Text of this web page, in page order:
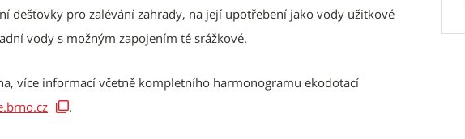
dešťovky pro zalévání zahrady, na její upotřebení jako vody užitkové
vody s možným zapojením té srážkové.
více informací včetně kompletního harmonogramu ekodotací
.